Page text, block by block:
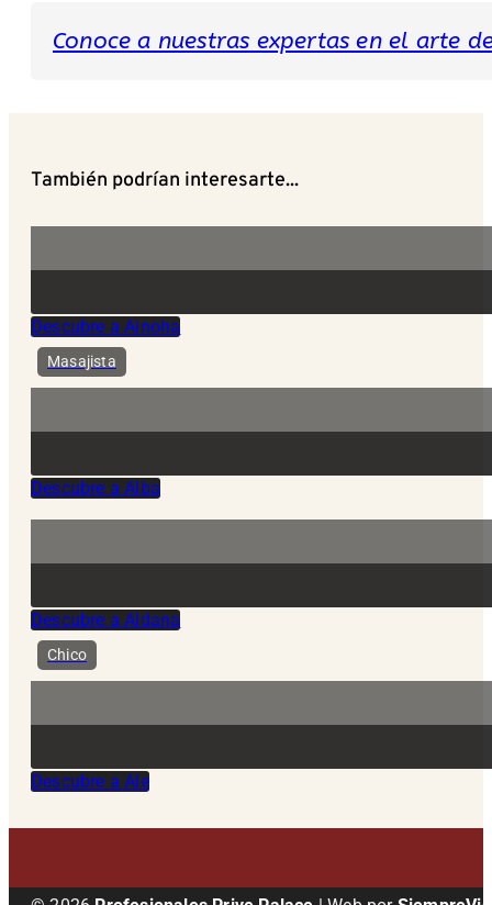
Conoce a nuestras expertas en el arte
También podrían interesarte...
Descubre a Ainoha
Masajista
Descubre a Alba
Descubre a Aldana
Chico
Descubre a Ale